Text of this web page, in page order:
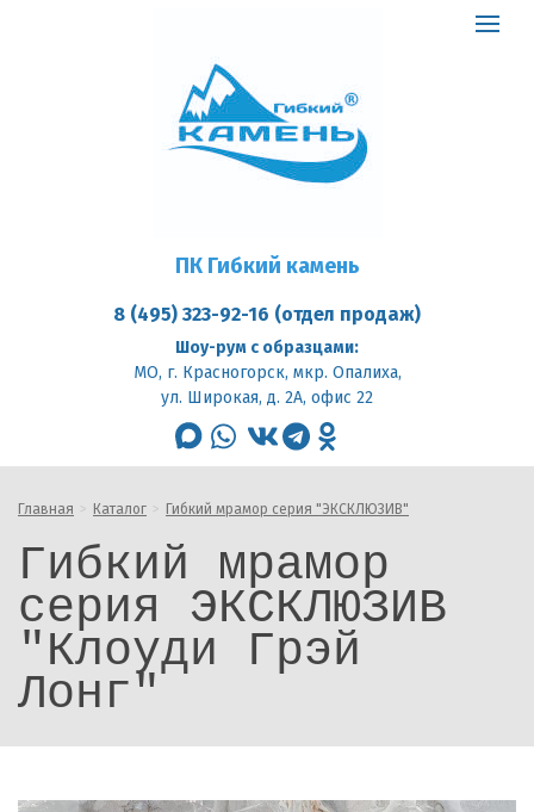
ПК Гибкий камень
8 (495) 323-92-16 (отдел продаж)
Шоу-рум с образцами:
МО, г. Красногорск, мкр. Опалиха,
ул. Широкая, д. 2А, офис 22
max whatsapp
vk telegramodnoklassniki
Toggle
Главная Каталог Гибкий мрамор серия "ЭКСКЛЮЗИВ"
Гибкий мрамор
серия ЭКСКЛЮЗИВ
"Клоуди Грэй
Лонг"